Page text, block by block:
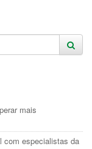
mais
com especialistas da